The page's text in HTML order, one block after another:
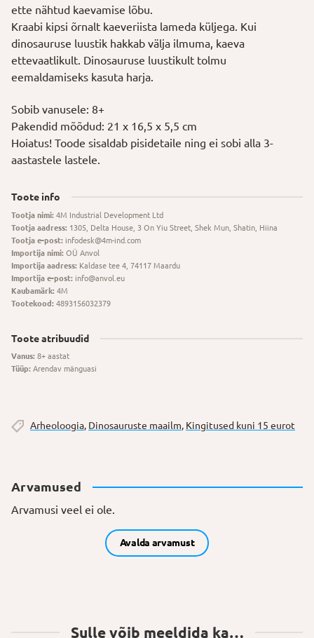
ette nähtud kaevamise lõbu.
Kraabi kipsi õrnalt kaeveriista lameda küljega. Kui
dinosauruse luustik hakkab välja ilmuma, kaeva
ettevaatlikult. Dinosauruse luustikult tolmu
eemaldamiseks kasuta harja.
Sobib vanusele: 8+
Pakendid mõõdud: 21 x 16,5 x 5,5 cm
Hoiatus! Toode sisaldab pisidetaile ning ei sobi alla 3-
aastastele lastele.
Toote info
Tootja nimi: 4M Industrial Development Ltd
Tootja aadress: 1305, Delta House, 3 On Yiu Street, Shek Mun, Shatin, Hiina
Tootja e-post: infodesk@4m-ind.com
Importija nimi: OÜ Anvol
Importija aadress: Kaldase tee 4, 74117 Maardu
Importija e-post: info@anvol.eu
Kaubamärk: 4M
Tootekood: 4893156032379
Toote atribuudid
Vanus: 8+ aastat
Tüüp: Arendav mänguasi
Arheoloogia, Dinosauruste maailm, Kingitused kuni 15 eurot
Arvamused
Arvamusi veel ei ole.
Avalda arvamust
Sulle võib meeldida ka…